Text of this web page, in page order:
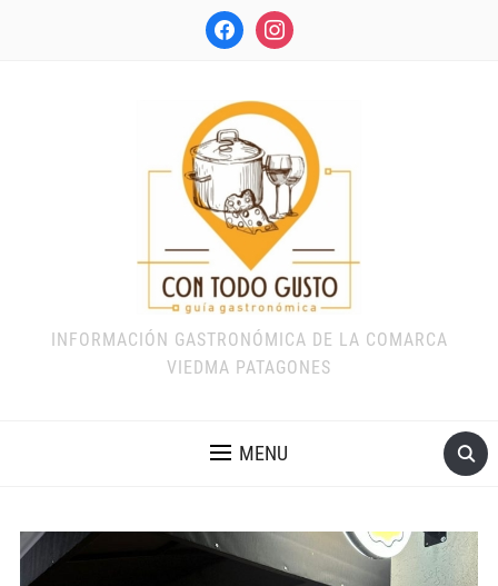
facebookinstagram
INFORMACIÓN GASTRONÓMICA DE LA COMARCA
VIEDMA PATAGONES
MENU